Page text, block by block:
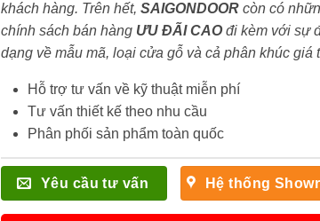
khách hàng. Trên hết, SAIGONDOORcòn có
chính sách bán hàng ƯU ĐÃI CAOđi kèm với sự
dạng về mẫu mã, loại cửa gỗ và cả phân khúc giá
Hỗ trợ tư vấn về kỹ thuật miễn phí
Tư vấn thiết kế theo nhu cầu
Phân phối sản phẩm toàn quốc
Yêu cầu tư vấn Hệ thống